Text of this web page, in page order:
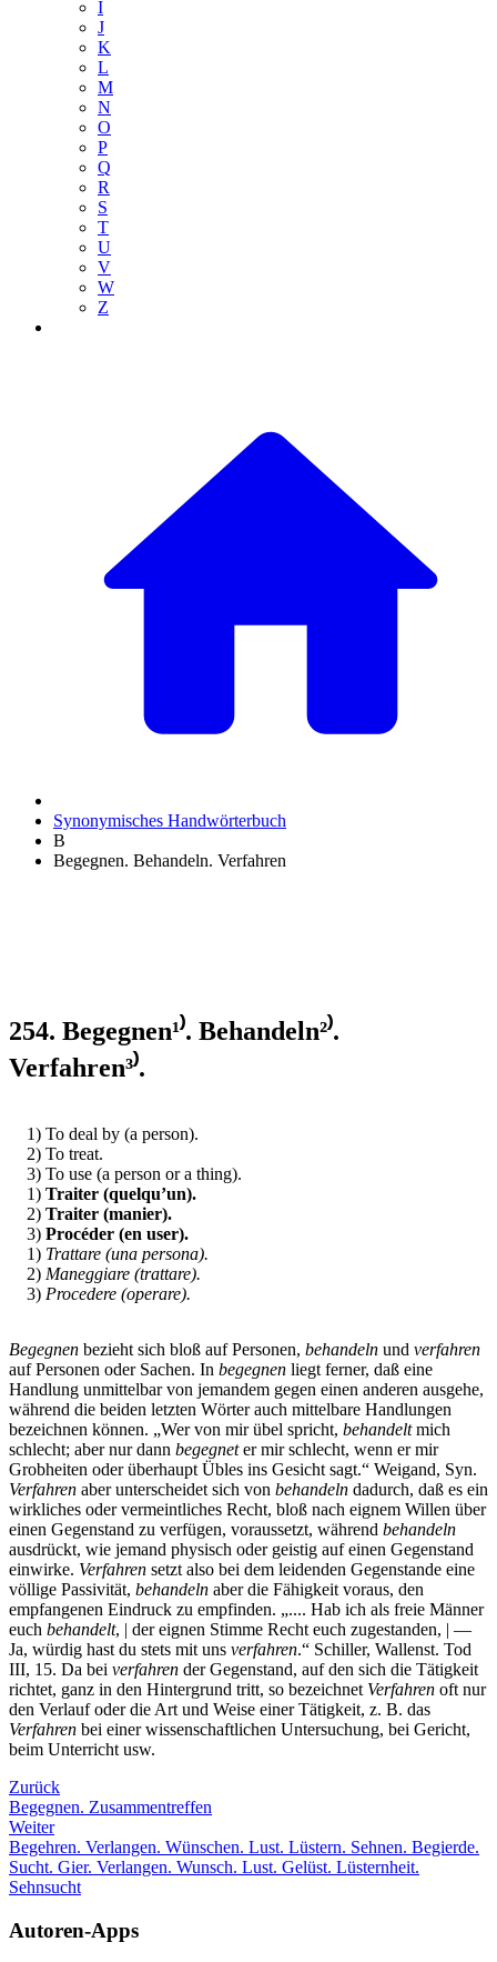
I
J
K
L
M
N
O
P
Q
R
S
T
U
V
W
Z
Synonymisches Handwörterbuch
B
Begegnen. Behandeln. Verfahren
254. Begegnen¹⁾. Behandeln²⁾.
Verfahren³⁾.
1) To deal by (a person).
2) To treat.
3) To use (a person or a thing).
1) Traiter (quelqu’un).
2) Traiter (manier).
3) Procéder (en user).
1) Trattare (una persona).
2) Maneggiare (trattare).
3) Procedere (operare).
Begegnen bezieht sich bloß auf Personen, behandeln und verfahren
auf Personen oder Sachen. In begegnen liegt ferner, daß eine
Handlung unmittelbar von jemandem gegen einen anderen ausgehe,
während die beiden letzten Wörter auch mittelbare Handlungen
bezeichnen können. „Wer von mir übel spricht, behandeltmich
schlecht; aber nur dann begegneter mir schlecht, wenn er mir
Grobheiten oder überhaupt Übles ins Gesicht sagt.“ Weigand, Syn.
Verfahren aber unterscheidet sich von behandeln dadurch, daß es ein
wirkliches oder vermeintliches Recht, bloß nach eignem Willen über
einen Gegenstand zu verfügen, voraussetzt, während behandeln
ausdrückt, wie jemand physisch oder geistig auf einen Gegenstand
einwirke. Verfahren setzt also bei dem leidenden Gegenstande eine
völlige Passivität, behandeln aber die Fähigkeit voraus, den
empfangenen Eindruck zu empfinden. „.... Hab ich als freie Männer
euch behandelt, | der eignen Stimme Recht euch zugestanden, | —
Ja, würdig hast du stets mit uns verfahren.“ Schiller, Wallenst. Tod
III, 15. Da bei verfahren der Gegenstand, auf den sich die Tätigkeit
richtet, ganz in den Hintergrund tritt, so bezeichnet Verfahren oft nur
den Verlauf oder die Art und Weise einer Tätigkeit, z. B. das
Verfahren bei einer wissenschaftlichen Untersuchung, bei Gericht,
beim Unterricht usw.
Zurück
Begegnen. Zusammentreffen
Weiter
Begehren. Verlangen. Wünschen. Lust. Lüstern. Sehnen. Begierde.
Sucht. Gier. Verlangen. Wunsch. Lust. Gelüst. Lüsternheit.
Sehnsucht
Autoren-Apps